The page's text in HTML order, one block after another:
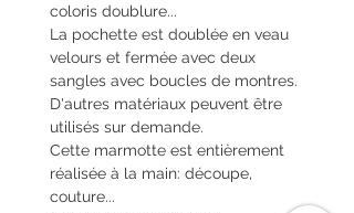
coloris doublure...
La pochette est doublée en veau
velours et fermée avec deux
sangles avec boucles de montres.
D'autres matériaux peuvent être
utilisés sur demande.
Cette marmotte est entièrement
réalisée à la main: découpe,
couture...